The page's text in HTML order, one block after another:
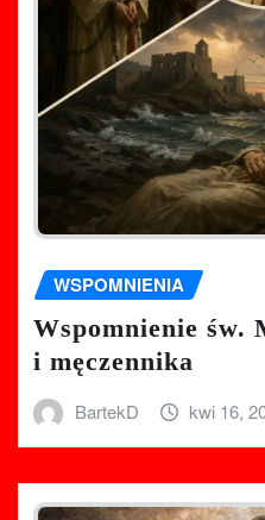
WSPOMNIENIA
Wspomnienie św.
i męczennika
BartekD kwi 16,